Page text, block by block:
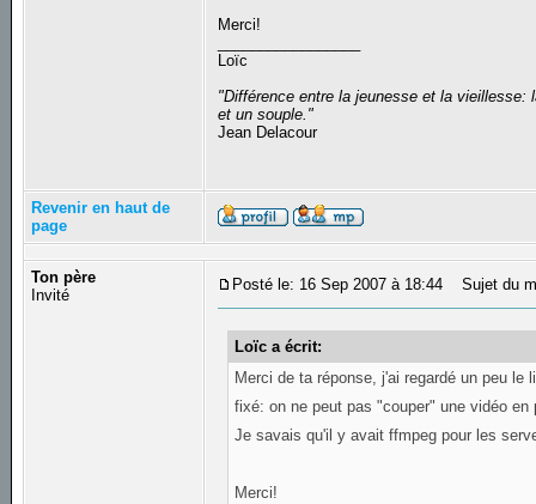
Merci!
Loïc
"Différence entre la jeunesse et la vieillesse:
et un souple."
Jean Delacour
Revenir en haut de
page
Ton père
Invité
Posté le: 16 Sep 2007 à 18:44 Sujet du
Loïc a écrit:
Merci de ta réponse, j'ai regardé un peu
fixé: on ne peut pas "couper" une vidéo en
Je savais qu'il y avait ffmpeg pour les
Merci!